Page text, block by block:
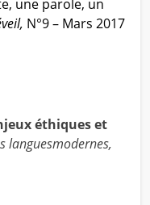
une parole, un
N°9 – Mars 2017
éthiques et
languesmodernes,